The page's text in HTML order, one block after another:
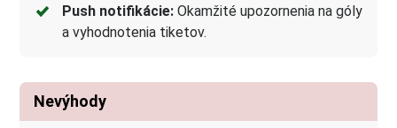
Push notifikácie: Okamžité upozornenia na góly
a vyhodnotenia tiketov.
Nevýhody